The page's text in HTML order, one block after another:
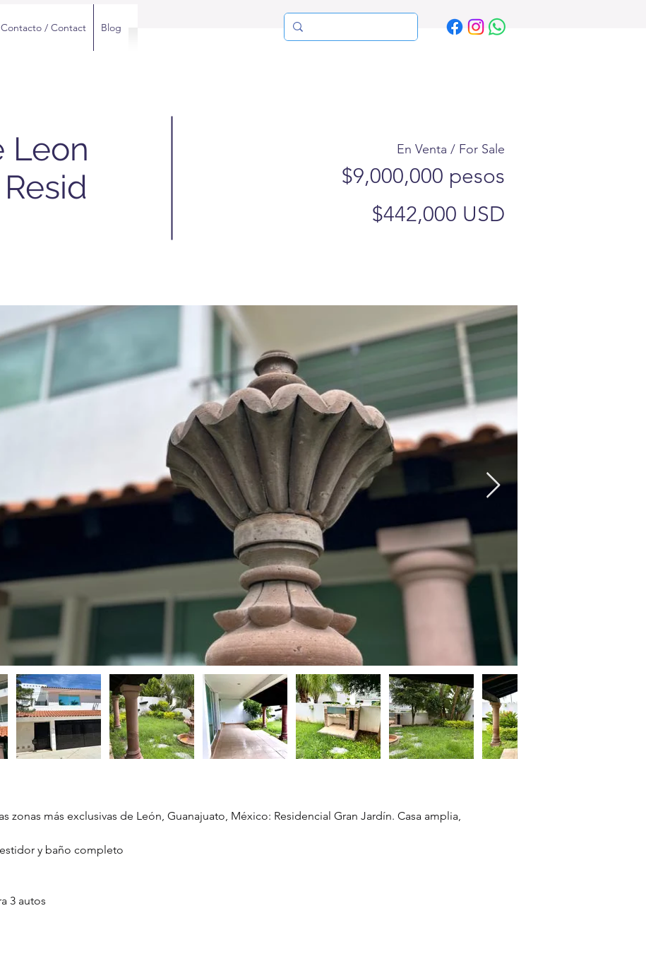
Contacto / Contact Blog
Leon
En Venta / For Sale
$9,000,000 pesos
$442,000 USD
zonas más exclusivas de León, Guanajuato, México: Residencial Gran Jardín. Casa amplia,
y baño completo
3 autos